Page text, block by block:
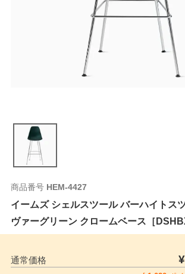
商品番号 HEM-4427
イームズ シェルスツール バーハイトス
ヴァーグリーン クロームベース［
通常価格 ¥